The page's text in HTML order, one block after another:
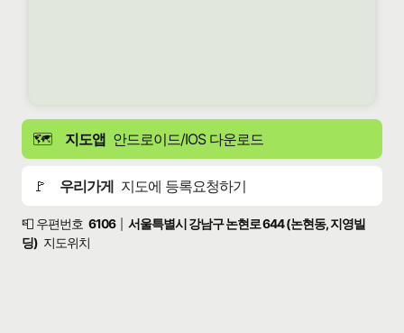
🗺️ 지도앱 안드로이드/IOS 다운로드
🚩 우리가게 지도에 등록요청하기
📮 우편번호 6106
서울특별시 강남구 논현로 644 (논현동, 지영빌
딩) 지도위치